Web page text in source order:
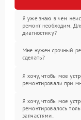
Я уже знаю в чем
ремонт необходим.
диагностику?
Мне нужен срочный
сделать?
Я хочу, чтобы мое
ремонтировали при
Я хочу, чтобы мое
ремонтировалось
запчастями.